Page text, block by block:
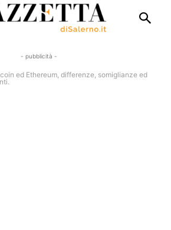
- pubblicità -
ed Ethereum, differenze, somiglianze ed